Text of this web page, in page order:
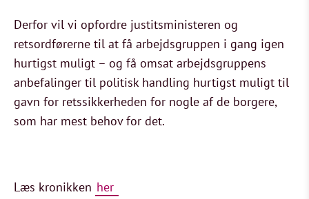
Derfor vil vi opfordre justitsministeren og
retsordførerne til at få arbejdsgruppen i gang igen
hurtigst muligt – og få omsat arbejdsgruppens
anbefalinger til politisk handling hurtigst muligt til
gavn for retssikkerheden for nogle af de borgere,
som har mest behov for det.
Læs kronikken her